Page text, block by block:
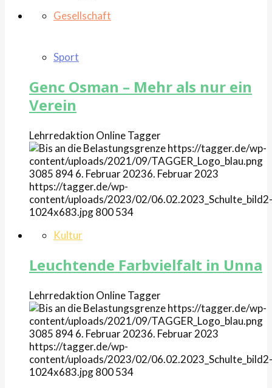
Gesellschaft
Sport
Genc Osman – Mehr als nur ein
Verein
Lehrredaktion OnlineTagger
https://tagger.de/wp-
content/uploads/2021/09/TAGGER_Logo_blau.png
3085 8946. Februar 20236. Februar 2023
https://tagger.de/wp-
content/uploads/2023/02/06.02.2023_Schulte_bild2-
1024x683.jpg800534
Kultur
Leuchtende Farbvielfalt in Unna
Lehrredaktion OnlineTagger
https://tagger.de/wp-
content/uploads/2021/09/TAGGER_Logo_blau.png
3085 8946. Februar 20236. Februar 2023
https://tagger.de/wp-
content/uploads/2023/02/06.02.2023_Schulte_bild2-
1024x683.jpg800534